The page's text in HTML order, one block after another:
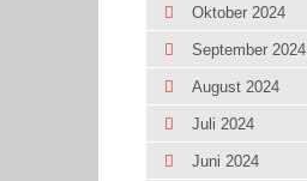
Oktober 2024
September 2024
August 2024
Juli 2024
Juni 2024